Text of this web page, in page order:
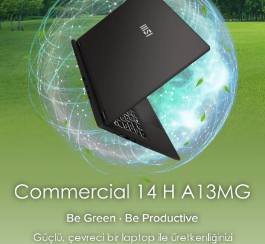
Güçlü, çevreci bir laptop ile üretkenliğinizi